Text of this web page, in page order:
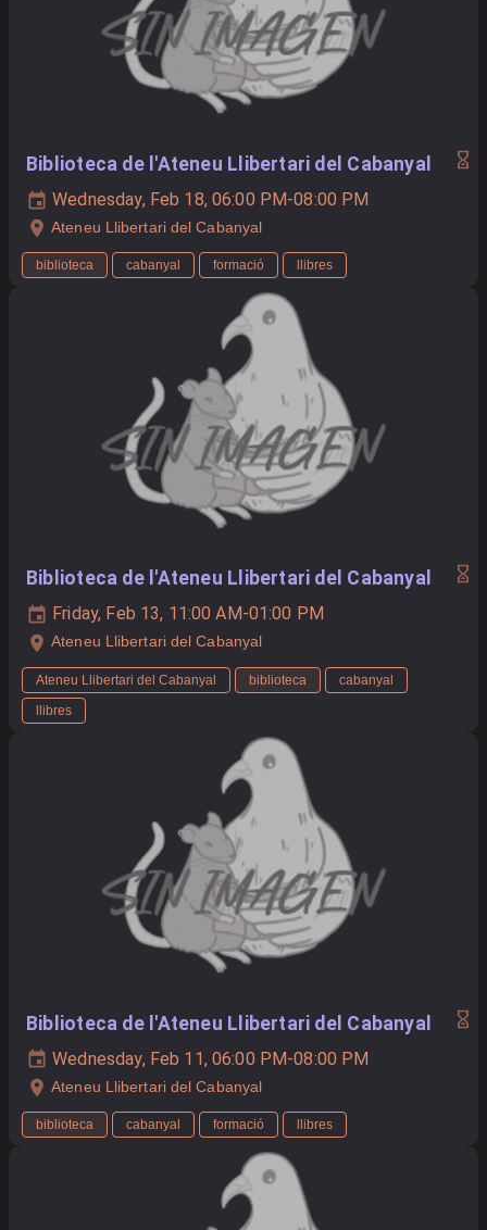
Biblioteca de l'Ateneu Llibertari del Cabanyal
Wednesday, Feb 18, 06:00 PM-08:00 PM
Ateneu Llibertari del Cabanyal
biblioteca cabanyal formació llibres
Biblioteca de l'Ateneu Llibertari del Cabanyal
Friday, Feb 13, 11:00 AM-01:00 PM
Ateneu Llibertari del Cabanyal
Ateneu Llibertari del Cabanyal biblioteca
cabanyal
llibres
Biblioteca de l'Ateneu Llibertari del Cabanyal
Wednesday, Feb 11, 06:00 PM-08:00 PM
Ateneu Llibertari del Cabanyal
biblioteca cabanyal formació llibres